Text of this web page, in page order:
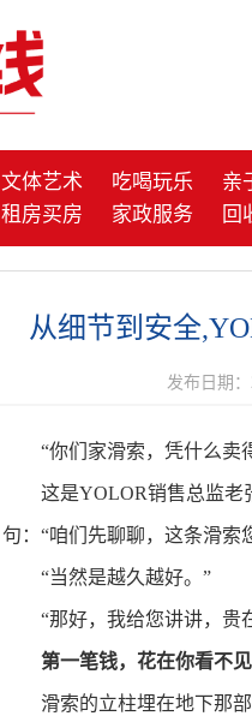
文体艺术 吃喝玩乐 亲
租房买房 家政服务 回
从细节到安全
发布日期：
“你们家滑索，凭什么卖
这是YOLOR销售总监老
句：“咱们先聊聊，这条滑索
“当然是越久越好。”
“那好，我给您讲讲，贵
第一笔钱，花在你看不见
滑索的立柱埋在地下那